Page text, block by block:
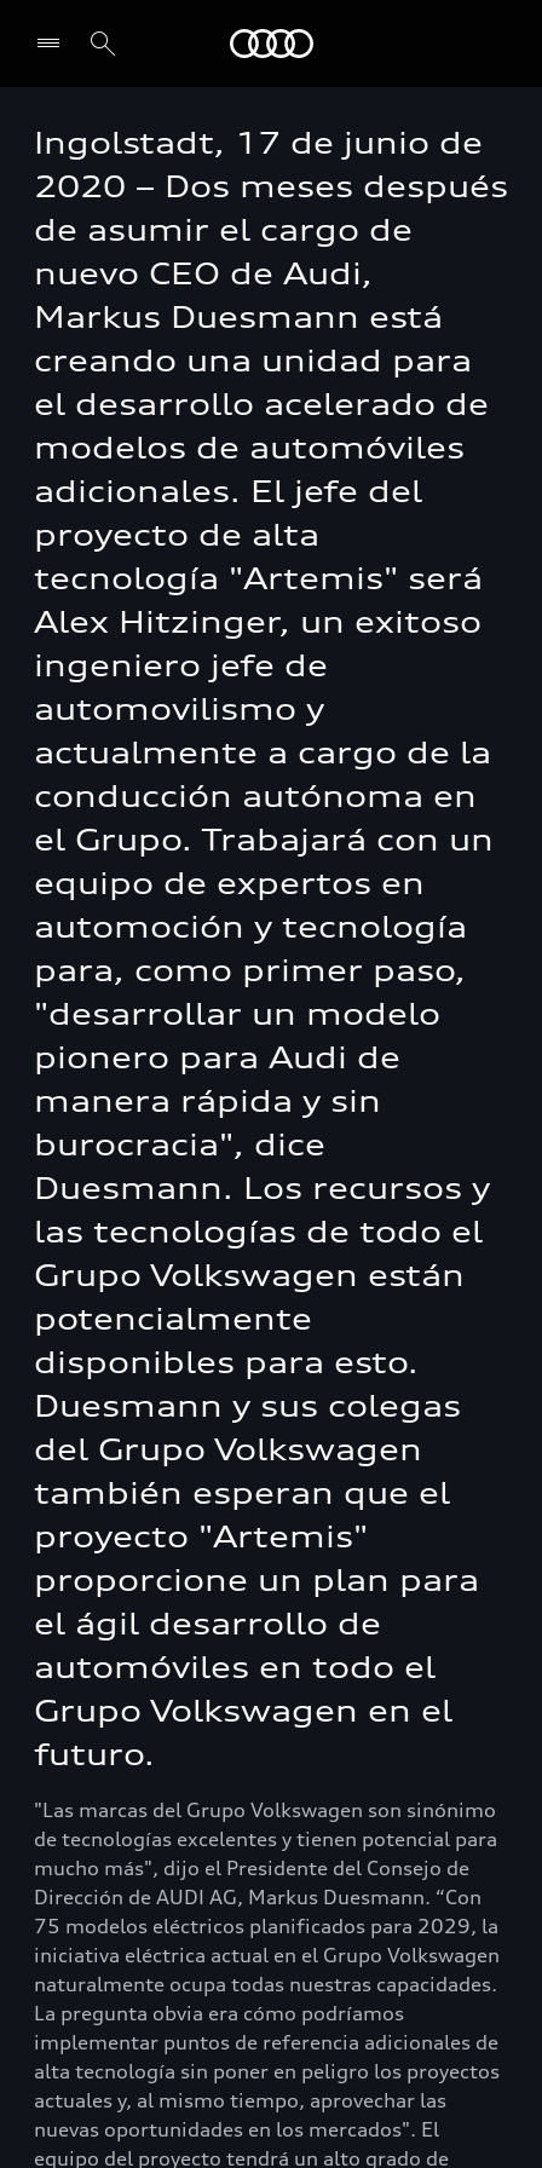
Ingolstadt, 17 de junio de
2020 – Dos meses después
de asumir el cargo de
nuevo CEO de Audi,
Markus Duesmann está
creando una unidad para
el desarrollo acelerado de
modelos de automóviles
adicionales. El jefe del
proyecto de alta
tecnología "Artemis" será
Alex Hitzinger, un exitoso
ingeniero jefe de
automovilismo y
actualmente a cargo de la
conducción autónoma en
el Grupo. Trabajará con un
equipo de expertos en
automoción y tecnología
para, como primer paso,
"desarrollar un modelo
pionero para Audi de
manera rápida y sin
burocracia", dice
Duesmann. Los recursos y
las tecnologías de todo el
Grupo Volkswagen están
potencialmente
disponibles para esto.
Duesmann y sus colegas
del Grupo Volkswagen
también esperan que el
proyecto "Artemis"
proporcione un plan para
el ágil desarrollo de
automóviles en todo el
Grupo Volkswagen en el
futuro.
"Las marcas del Grupo Volkswagen son sinónimo
de tecnologías excelentes y tienen potencial para
mucho más", dijo el Presidente del Consejo de
Dirección de AUDI AG, Markus Duesmann. “Con
75 modelos eléctricos planificados para 2029, la
iniciativa eléctrica actual en el Grupo Volkswagen
naturalmente ocupa todas nuestras capacidades.
La pregunta obvia era cómo podríamos
implementar puntos de referencia adicionales de
alta tecnología sin poner en peligro los proyectos
actuales y, al mismo tiempo, aprovechar las
nuevas oportunidades en los mercados". El
equipo del proyecto tendrá un alto grado de